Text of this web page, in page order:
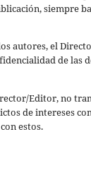
siempre
autores, el
de las
Editor, no
de intereses
estos.